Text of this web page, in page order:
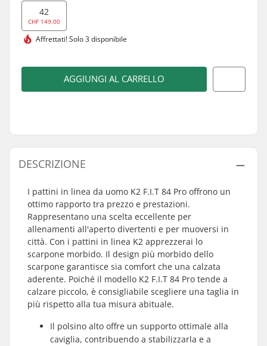
42
CHF 149.00
Affrettati!Solo 3 disponibile
AGGIUNGI AL CARRELLO
DESCRIZIONE
I pattini in linea da uomo K2 F.I.T 84 Pro offrono un
ottimo rapporto tra prezzo e prestazioni.
Rappresentano una scelta eccellente per
allenamenti all'aperto divertenti e per muoversi in
città. Con i pattini in linea K2 apprezzerai lo
scarpone morbido. Il design più morbido dello
scarpone garantisce sia comfort che una calzata
aderente. Poiché il modello K2 F.I.T 84 Pro tende a
calzare piccolo, è consigliabile scegliere una taglia in
più rispetto alla tua misura abituale.
Il polsino alto offre un supporto ottimale alla
caviglia, contribuendo a stabilizzarla e a